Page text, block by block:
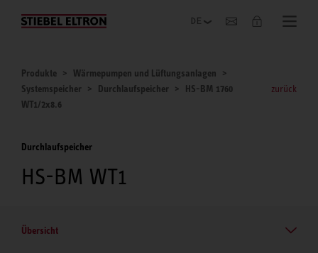
Unternehmen
Produkte
Wärmepumpen und Lüftungsanlagen
Systemspeicher
Durchlaufspeicher
HS-BM 1760
WT1/2x8.6
zurück
Durchlaufspeicher
HS-BM WT1
Übersicht